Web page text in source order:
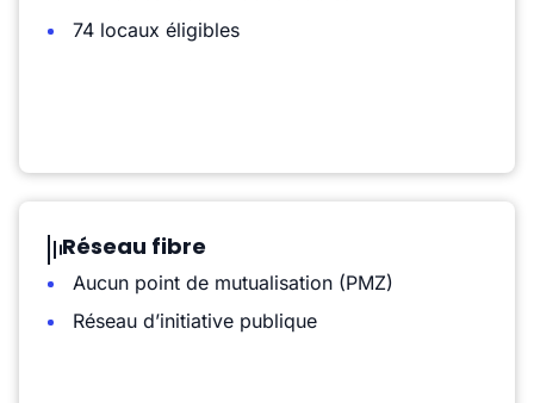
74 locaux éligibles
Réseau fibre
Aucun point de mutualisation (PMZ)
Réseau d’initiative publique